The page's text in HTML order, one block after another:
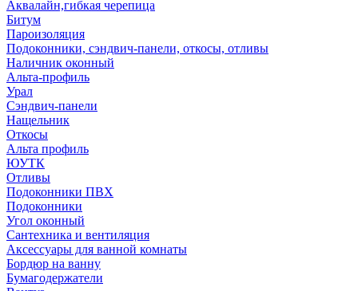
Аквалайн,гибкая черепица
Битум
Пароизоляция
Подоконники, сэндвич-панели, откосы, отливы
Наличник оконный
Альта-профиль
Урал
Сэндвич-панели
Нащельник
Откосы
Альта профиль
ЮУТК
Отливы
Подоконники ПВХ
Подоконники
Угол оконный
Сантехника и вентиляция
Аксессуары для ванной комнаты
Бордюр на ванну
Бумагодержатели